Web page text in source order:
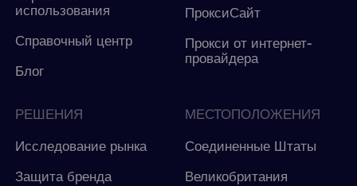
использования
Справочный центр
Блог
ПроксиСайт
Прокси от интернет-
провайдера
РЕШЕНИЯ
Исследование рынка
Защита бренда
МЕСТОПОЛОЖЕНИЯ
Соединенные Штаты
Великобритания